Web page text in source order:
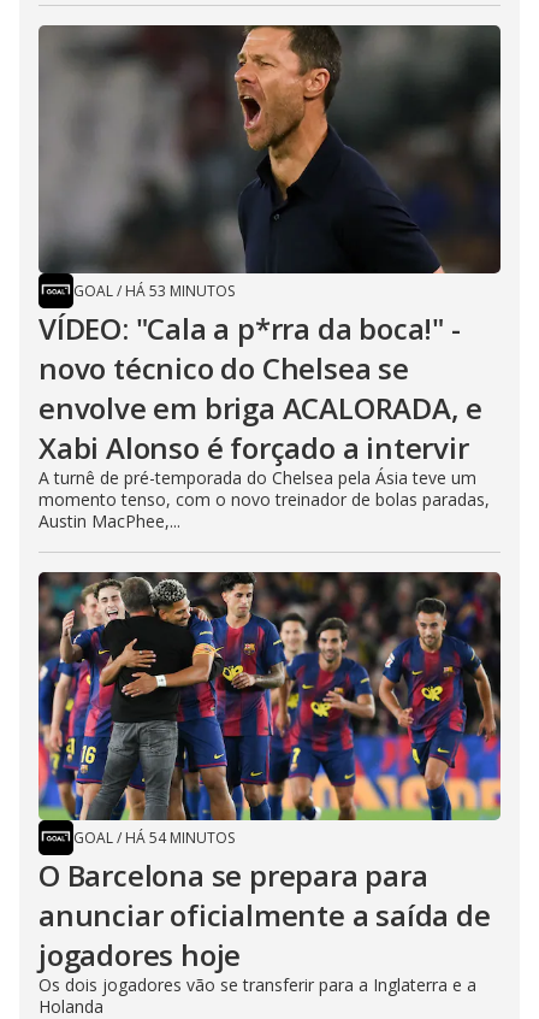
GOAL/ HÁ 53 MINUTOS
VÍDEO: "Cala a p*rra da boca!" -
novo técnico do Chelsea se
envolve em briga ACALORADA, e
Xabi Alonso é forçado a intervir
A turnê de pré-temporada do Chelsea pela Ásia teve um
momento tenso, com o novo treinador de bolas paradas,
Austin MacPhee,...
GOAL/ HÁ 54 MINUTOS
O Barcelona se prepara para
anunciar oficialmente a saída de
jogadores hoje
Os dois jogadores vão se transferir para a Inglaterra e a
Holanda